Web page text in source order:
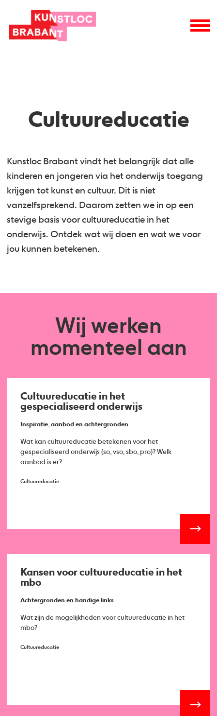
Cultuureducatie
Kunstloc Brabant vindt het belangrijk dat alle
kinderen en jongeren via het onderwijs toegang
krijgen tot kunst en cultuur. Dit is niet
vanzelfsprekend. Daarom zetten we in op een
stevige basis voor cultuureducatie in het
onderwijs. Ontdek wat wij doen en wat we voor
jou kunnen betekenen.
Wij werken
momenteel aan
Cultuureducatie in het
gespecialiseerd onderwijs
Inspiratie, aanbod en achtergronden
Wat kan cultuureducatie betekenen voor het
gespecialiseerd onderwijs (so, vso, sbo, pro)? Welk
aanbod is er?
Cultuureducatie
Kansen voor cultuureducatie in het
mbo
Achtergronden en handige links
Wat zijn de mogelijkheden voor cultuureducatie in het
mbo?
Cultuureducatie